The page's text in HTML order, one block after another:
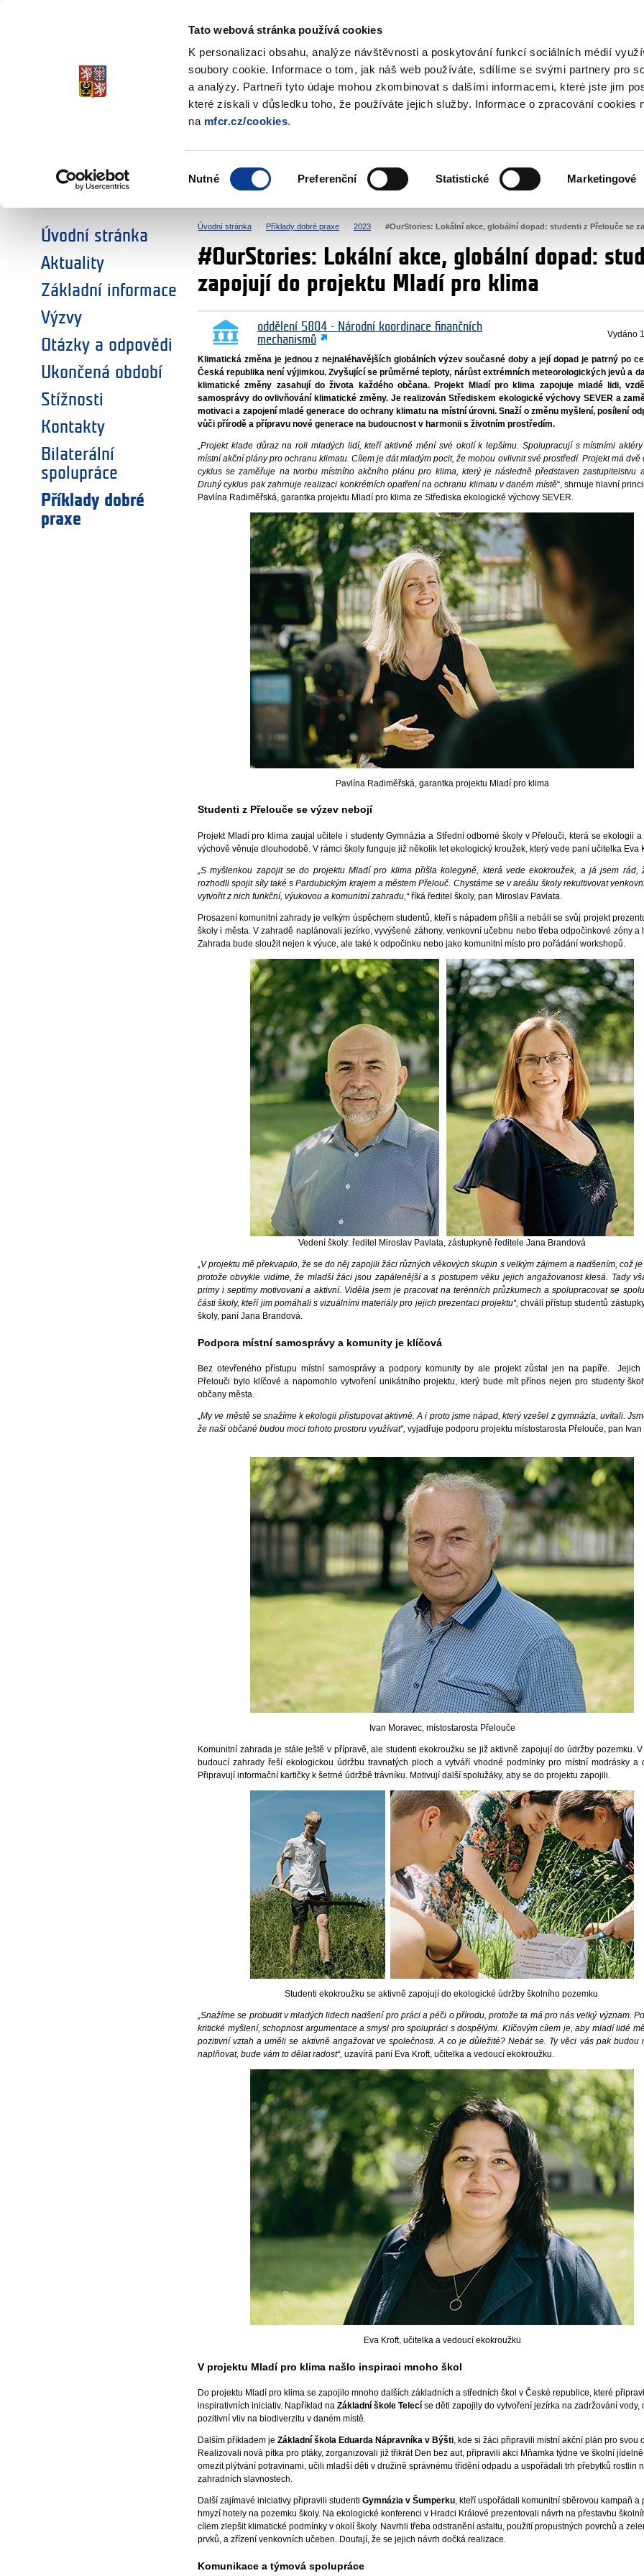
Tato webová stránka používá cookies
K personalizaci obsahu, analýze návštěvnosti a poskytování funkcí sociálních médií
soubory cookie. Informace o tom, jak náš web používáte, sdílíme se svými partnery pro
a analýzy. Partneři tyto údaje mohou zkombinovat s dalšími informacemi, které jste jim
které získali v důsledku toho, že používáte jejich služby. Informace o zpracování cookies
na mfcr.cz/cookies.
souhlasu
Nutné Preferenční Statistické Marketingové
Fondy EHP a Norska
ZVOLTE SI OBLAST:
SOCIÁLNÍ DIALOG ŽIVOTNÍ PROSTŘEDÍ LIDSKÁ PRÁVA SPRAVEDLNOST
Úvodní stránka
Aktuality
Základní informace
Výzvy
Otázky a odpovědi
Ukončená období
Stížnosti
Kontakty
Bilaterální
spolupráce
Příklady dobré
praxe
Úvodní stránka Příklady dobré praxe 2023 #OurStories: Lokální akce, globální dopad: studenti z Přelouče se
#OurStories: Lokální akce, globální dopad:
zapojují do projektu Mladí pro klima
oddělení 5804 - Národní koordinace finančních
mechanismů
Vydáno
Klimatická změna je jednou z nejnaléhavějších globálních výzev současné doby a její dopad je patrný po
Česká republika není výjimkou. Zvyšující se průměrné teploty, nárůst extrémních meteorologických jevů a
klimatické změny zasahují do života každého občana. Projekt Mladí pro klima zapojuje mladé lidi,
samosprávy do ovlivňování klimatické změny. Je realizován Střediskem ekologické výchovy SEVER a
motivaci a zapojení mladé generace do ochrany klimatu na místní úrovni. Snaží o změnu myšlení, posílení
vůči přírodě a přípravu nové generace na budoucnost v harmonii s životním prostředím.
„Projekt klade důraz na roli mladých lidí, kteří aktivně mění své okolí k lepšímu. Spolupracují s místními
místní akční plány pro ochranu klimatu. Cílem je dát mladým pocit, že mohou ovlivnit své prostředí. Projekt má dvě
cyklus se zaměřuje na tvorbu místního akčního plánu pro klima, který je následně představen zastupitelstvu
Druhý cyklus pak zahrnuje realizaci konkrétních opatření na ochranu klimatu v daném místě“, shrnuje hlavní
Pavlína Radiměřská, garantka projektu Mladí pro klima ze Střediska ekologické výchovy SEVER.
Pavlína Radiměřská, garantka projektu Mladí pro klima
Studenti z Přelouče se výzev nebojí
Projekt Mladí pro klima zaujal učitele i studenty Gymnázia a Střední odborné školy v Přelouči, která se ekologii
výchově věnuje dlouhodobě. V rámci školy funguje již několik let ekologický kroužek, který vede paní učitelka Eva
„S myšlenkou zapojit se do projektu Mladí pro klima přišla kolegyně, která vede ekokroužek, a já jsem rád,
rozhodli spojit síly také s Pardubickým krajem a městem Přelouč. Chystáme se v areálu školy rekultivovat
vytvořit z nich funkční, výukovou a komunitní zahradu,“říká ředitel školy, pan Miroslav Pavlata.
Prosazení komunitní zahrady je velkým úspěchem studentů, kteří s nápadem přišli a nebáli se svůj projekt
školy i města. V zahradě naplánovali jezírko, vyvýšené záhony, venkovní učebnu nebo třeba odpočinkové zóny a
Zahrada bude sloužit nejen k výuce, ale také k odpočinku nebo jako komunitní místo pro pořádání workshopů.
Vedení školy: ředitel Miroslav Pavlata, zástupkyně ředitele Jana Brandová
„V projektu mě překvapilo, že se do něj zapojili žáci různých věkových skupin s velkým zájmem a nadšením, což
protože obvykle vidíme, že mladší žáci jsou zapálenější a s postupem věku jejich angažovanost klesá. Tady
primy i septimy motivovaní a aktivní. Viděla jsem je pracovat na terénních průzkumech a spolupracovat se
části školy, kteří jim pomáhali s vizuálními materiály pro jejich prezentaci projektu“, chválí přístup studentů
školy, paní Jana Brandová.
Podpora místní samosprávy a komunity je klíčová
Bez otevřeného přístupu místní samosprávy a podpory komunity by ale projekt zůstal jen na papíře.
Přelouči bylo klíčové a napomohlo vytvoření unikátního projektu, který bude mít přínos nejen pro studenty
občany města.
„My ve městě se snažíme k ekologii přistupovat aktivně. A i proto jsme nápad, který vzešel z gymnázia, uvítali.
že naši občané budou moci tohoto prostoru využívat“, vyjadřuje podporu projektu místostarosta Přelouče, pan Ivan
Ivan Moravec, místostarosta Přelouče
Komunitní zahrada je stále ještě v přípravě, ale studenti ekokroužku se již aktivně zapojují do údržby pozemku.
budoucí zahrady řeší ekologickou údržbu travnatých ploch a vytváří vhodné podmínky pro místní modrásky a
Připravují informační kartičky k šetrné údržbě trávníku. Motivují další spolužáky, aby se do projektu zapojili.
Studenti ekokroužku se aktivně zapojují do ekologické údržby školního pozemku
„Snažíme se probudit v mladých lidech nadšení pro práci a péči o přírodu, protože ta má pro nás velký význam.
kritické myšlení, schopnost argumentace a smysl pro spolupráci s dospělými. Klíčovým cílem je, aby mladí lidé
pozitivní vztah a uměli se aktivně angažovat ve společnosti. A co je důležité? Nebát se. Ty věci vás pak budou
naplňovat, bude vám to dělat radost“, uzavírá paní Eva Kroft, učitelka a vedoucí ekokroužku.
Eva Kroft, učitelka a vedoucí ekokroužku
V projektu Mladí pro klima našlo inspiraci mnoho škol
Do projektu Mladí pro klima se zapojilo mnoho dalších základních a středních škol v České republice, které
inspirativních iniciativ. Například na Základní škole Telecí se děti zapojily do vytvoření jezírka na zadržování vody,
pozitivní vliv na biodiverzitu v daném místě.
Dalším příkladem jeZákladní škola Eduarda Nápravníka v Býšti, kde si žáci připravili místní akční plán pro svou
Realizovali nová pítka pro ptáky, zorganizovali již třikrát Den bez aut, připravili akci Mňamka týdne ve školní
omezit plýtvání potravinami, učili mladší děti v družině správnému třídění odpadu a uspořádali trh přebytků rostlin
zahradních slavnostech.
Další zajímavé iniciativy připravili studentiGymnázia v Šumperku, kteří uspořádali komunitní sběrovou kampaň a
hmyzí hotely na pozemku školy. Na ekologické konferenci v Hradci Králové prezentovali návrh na přestavbu
cílem zlepšit klimatické podmínky v okolí školy. Navrhli třeba odstranění asfaltu, použití propustných povrchů a
prvků, a zřízení venkovních učeben. Doufají, že se jejich návrh dočká realizace.
Komunikace a týmová spolupráce